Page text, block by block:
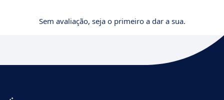
Sem avaliação, seja o primeiro a dar a sua.